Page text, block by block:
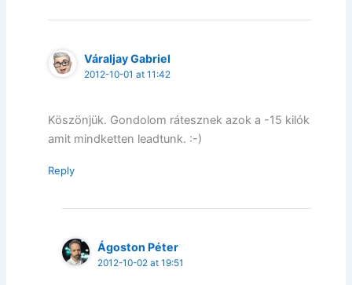
Váraljay Gabriel
2012-10-01 at 11:42
Köszönjük. Gondolom rátesznek azok a -15 kilók
amit mindketten leadtunk. :-)
Reply
Ágoston Péter
2012-10-02 at 19:51